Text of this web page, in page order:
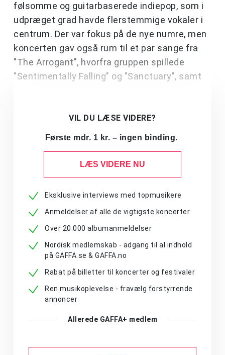
følsomme og guitarbaserede indiepop, som i
udpræget grad havde flerstemmige vokaler i
centrum. Der var fokus på de nye numre, men
koncerten gav også rum til et par sange fra
"The Arrogant", hvorfra gruppen spillede
"Sentimentally Falling" og "Sanctuary", samt
VIL DU LÆSE VIDERE?
Første mdr. 1 kr. – ingen binding.
LÆS VIDERE NU
Eksklusive interviews med topmusikere
Anmeldelser af alle de vigtigste koncerter
Over 20.000 albumanmeldelser
Nordisk medlemskab - adgang til al indhold
på GAFFA.se & GAFFA.no
Rabat på billetter til koncerter og festivaler
Ren musikoplevelse - fravælg forstyrrende
annoncer
Allerede GAFFA+ medlem